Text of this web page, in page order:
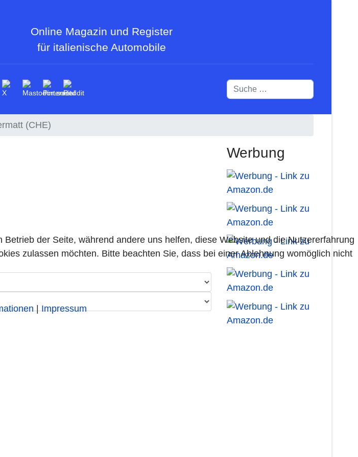
Online Magazin und Register
für italienische Automobile
Suchen
(CHE)
Werbung
der Seite, während andere uns helfen, diese Website und die Nutzererfahrung
zulassen möchten. Bitte beachten Sie, dass bei einer Ablehnung womöglich nicht
|Impressum